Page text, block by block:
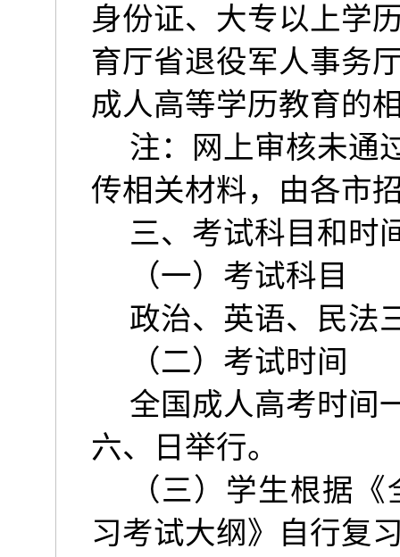
身份证、大专以上学
育厅省退役军人事务
成人高等学历教育的
注：网上审核未通
传相关材料，由各市
三、考试科目和时
（一）考试科目
政治、英语、民法
（二）考试时间
全国成人高考时间
六、日举行。
（三）学生根据
习考试大纲》自行复